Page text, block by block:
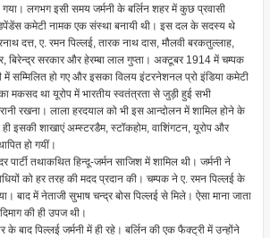
लगभग इसी समय जर्मनी के बर्लिन शहर में कुछ प्रवासी
कमेटी नामक एक संस्था बनायी थी। इस दल के सदस्य थे
दत्त, ए. रमन पिल्लई, तारक नाथ दास, मौलवी बरकतुल्लाह,
बिरेन्द्र सरकार और हेरम्बा लाल गुप्ता। अक्टूबर 1914 में चम्पक
में सम्मिलित हो गए और इसका विलय इंटरनेशनल प्रो इंडिया कमेटी
मकसद था यूरोप में भारतीय स्वतंत्रता से जुड़ी हुई सभी
रखना। लाला हरदयाल को भी इस आन्दोलन में शामिल होने के
ही इसकी शाखाएं अम्स्टरडैम, स्टॉकहोम, वाशिंगटन, यूरोप और
हो गयीं।
तथाकथित हिन्दू-जर्मन साजिश में शामिल थी। जर्मनी ने
को हर तरह की मदद प्रदान की। चम्पक ने ए. रमन पिल्लई के
बाद में नेताजी सुभाष चन्द्र बोस पिल्लई से मिले। ऐसा माना जाता
की ही उपज थी।
के बाद पिल्लई जर्मनी में ही रहे। बर्लिन की एक फैक्ट्री में उन्होंने